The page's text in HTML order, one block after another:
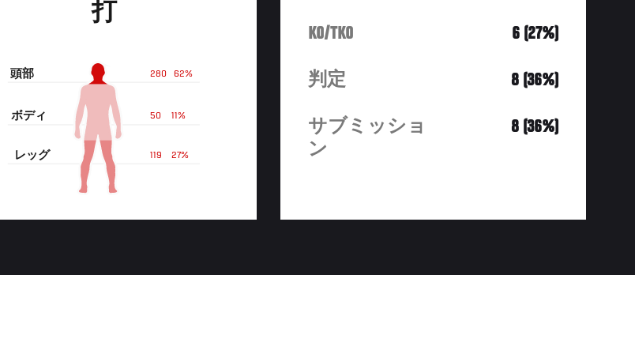
打
62%
280
頭部
11%
50
ボディ
27%
119
レッグ
KO/TKO 6 (27%)
判定 8 (36%)
サブミッショ
ン
8 (36%)